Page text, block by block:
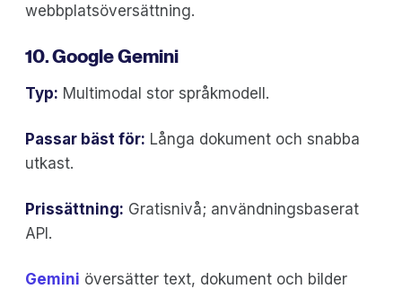
webbplatsöversättning.
10. Google Gemini
Typ: Multimodal stor språkmodell.
Passar bäst för: Långa dokument och snabba
utkast.
Prissättning: Gratisnivå; användningsbaserat
API.
Gemini översätter text, dokument och bilder